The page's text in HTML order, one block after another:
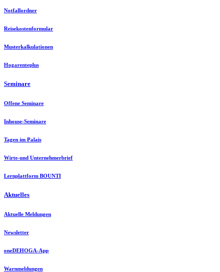
Notfallordner
Reisekostenformular
Musterkalkulationen
Hogarenteplus
Seminare
Offene Seminare
Inhouse-Seminare
Tagen im Palais
Wirte-und Unternehmerbrief
Lernplattform BOUNTI
Aktuelles
Aktuelle Meldungen
Newsletter
oneDEHOGA-App
Warnmeldungen